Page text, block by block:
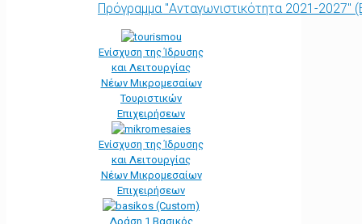
Πρόγραμμα "Ανταγωνιστικότητα 2021-
Ενίσχυση της Ίδρυσης
και Λειτουργίας
Νέων Μικρομεσαίων
Τουριστικών
Επιχειρήσεων
Ενίσχυση της Ίδρυσης
και Λειτουργίας
Νέων Μικρομεσαίων
Επιχειρήσεων
Δράση 1 Βασικός